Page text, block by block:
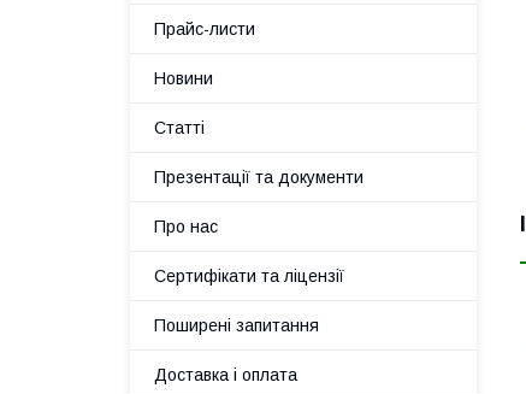
Прайс-листи
Новини
Статті
Презентації та документи
Про нас
Сертифікати та ліцензії
Поширені запитання
Доставка і оплата